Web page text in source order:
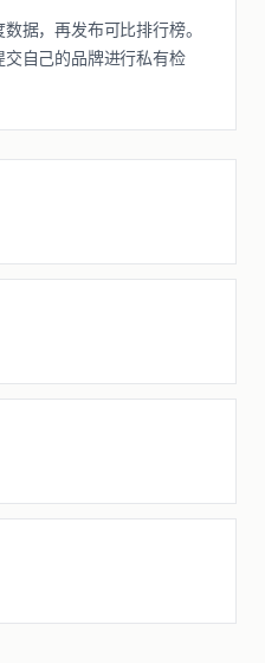
据，再发布可比排行榜。
自己的品牌进行私有检